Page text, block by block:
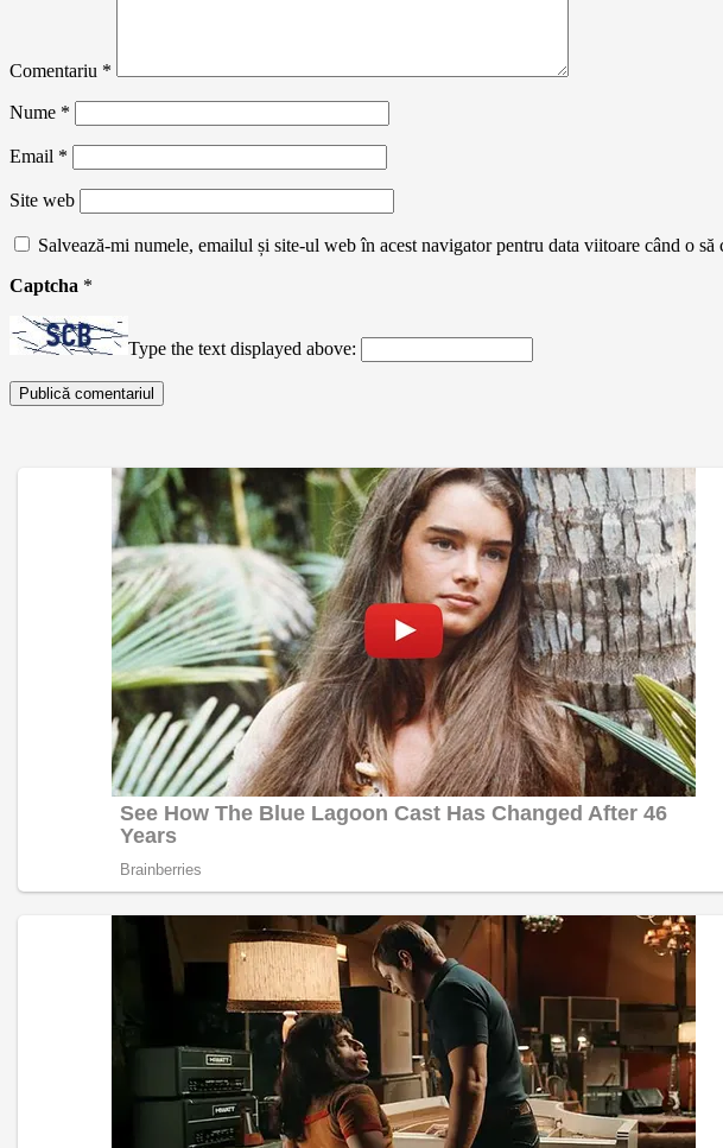
Comentariu *
Nume *
Email *
Site web
Salvează-mi numele, emailul și site-ul web în acest navigator pentru data viitoare când o să
Captcha *
Type the text displayed above: